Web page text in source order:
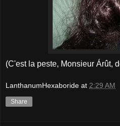
(C'est la peste, Monsieur Árût,
LanthanumHexaboride at 2:29 AM
Share